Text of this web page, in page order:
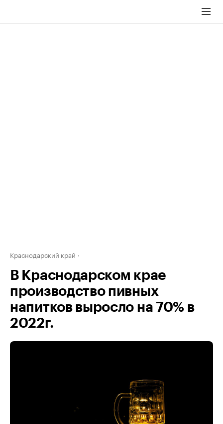
Краснодарский край
В Краснодарском крае
производство пивных
напитков выросло на 70% в
2022г.